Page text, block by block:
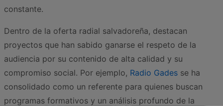
constante.
Dentro de la oferta radial salvadoreña, destacan
proyectos que han sabido ganarse el respeto de la
audiencia por su contenido de alta calidad y su
compromiso social. Por ejemplo, Radio Gades se ha
consolidado como un referente para quienes buscan
programas formativos y un análisis profundo de la